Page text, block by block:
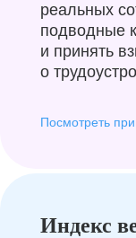
реальных
подводные
и принять
о
Посмотреть
Индекс